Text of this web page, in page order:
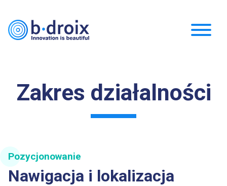
Zakres działalności
Pozycjonowanie
Nawigacja i lokalizacja